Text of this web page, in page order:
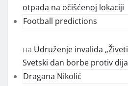
otpada na očišćenoj lokaciji
Football predictions
на Udruženje invalida
Svetski dan borbe protiv
Dragana Nikolić